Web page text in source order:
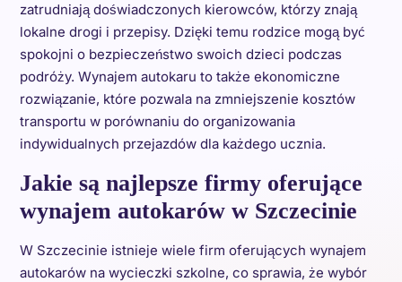
zatrudniają doświadczonych kierowców, którzy znają
lokalne drogi i przepisy. Dzięki temu rodzice mogą być
spokojni o bezpieczeństwo swoich dzieci podczas
podróży. Wynajem autokaru to także ekonomiczne
rozwiązanie, które pozwala na zmniejszenie kosztów
transportu w porównaniu do organizowania
indywidualnych przejazdów dla każdego ucznia.
Jakie są najlepsze firmy oferujące
wynajem autokarów w Szczecinie
W Szczecinie istnieje wiele firm oferujących wynajem
autokarów na wycieczki szkolne, co sprawia, że wybór